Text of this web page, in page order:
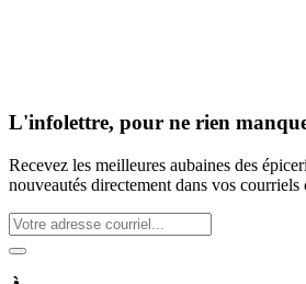
L'infolettre, pour ne rien
Recevez les meilleures aubaines des
nouveautés directement dans vos courriels